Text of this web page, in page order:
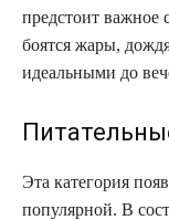
предстоит важное
боятся жары,
идеальными до
Эта категория
популярной. В